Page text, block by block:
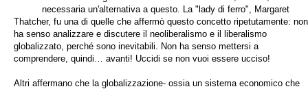
necessaria un'alternativa a questo. La "lady di ferro", Margaret
Thatcher, fu una di quelle che affermò questo concetto ripetutamente: non
ha senso analizzare e discutere il neoliberalismo e il liberalismo
globalizzato, perché sono inevitabili. Non ha senso mettersi a
comprendere, quindi… avanti! Uccidi se non vuoi essere ucciso!
Altri affermano che la globalizzazione- ossia un sistema economico che